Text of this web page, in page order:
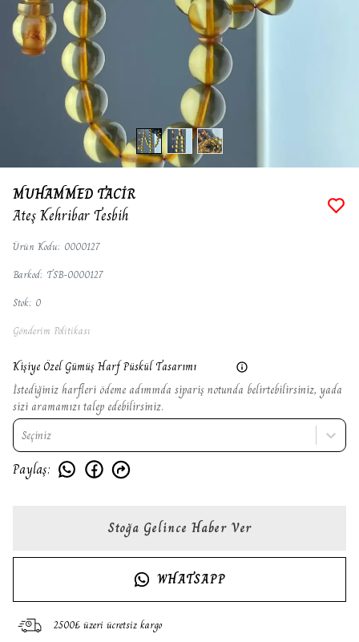
MUHAMMED TACİR
Ateş Kehribar Tesbih
Ürün Kodu: 0000127
Barkod: TSB-0000127
Stok: 0
Gönderim Politikası
Kişiye Özel Gümüş Harf Püskül Tasarımı
İstediğiniz harfleri ödeme adımında sipariş notunda belirtebilirsiniz, yada
sizi aramamızı talep edebilirsiniz.
Seçiniz
Paylaş:
Stoğa Gelince Haber Ver
WHATSAPP
2500₺ üzeri ücretsiz kargo